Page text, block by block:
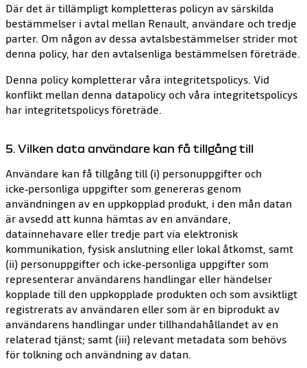
Där det är tillämpligt kompletteras policyn av särskilda
bestämmelser i avtal mellan Renault, användare och tredje
parter. Om någon av dessa avtalsbestämmelser strider mot
denna policy, har den avtalsenliga bestämmelsen företräde.
Denna policy kompletterar våra integritetspolicys. Vid
konflikt mellan denna datapolicy och våra integritetspolicys
har integritetspolicys företräde.
5. Vilken data användare kan få tillgång till
Användare kan få tillgång till (i) personuppgifter och
icke‑personliga uppgifter som genereras genom
användningen av en uppkopplad produkt, i den mån datan
är avsedd att kunna hämtas av en användare,
datainnehavare eller tredje part via elektronisk
kommunikation, fysisk anslutning eller lokal åtkomst, samt
(ii) personuppgifter och icke‑personliga uppgifter som
representerar användarens handlingar eller händelser
kopplade till den uppkopplade produkten och som avsiktligt
registrerats av användaren eller som är en biprodukt av
användarens handlingar under tillhandahållandet av en
relaterad tjänst; samt (iii) relevant metadata som behövs
för tolkning och användning av datan.